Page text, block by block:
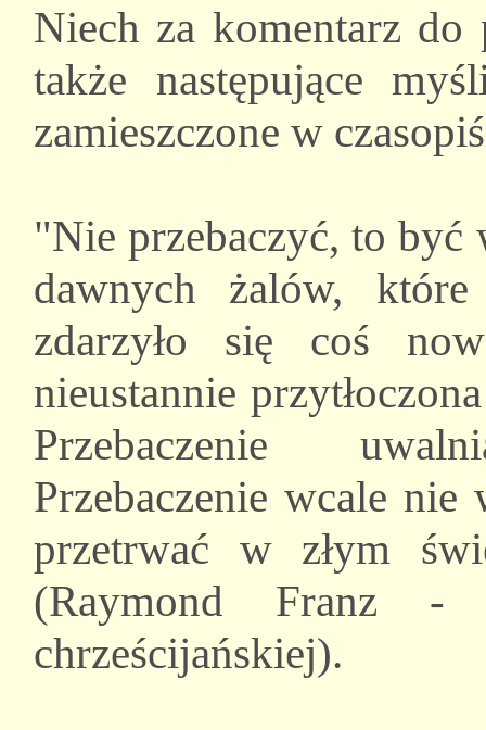
Niech za komentarz do
także następujące
zamieszczone w
"Nie przebaczyć, to być
dawnych żalów,
zdarzyło się coś
nieustannie
Przebaczenie
Przebaczenie wcale
przetrwać w złym
(Raymond Franz -
chrześcijańskiej).